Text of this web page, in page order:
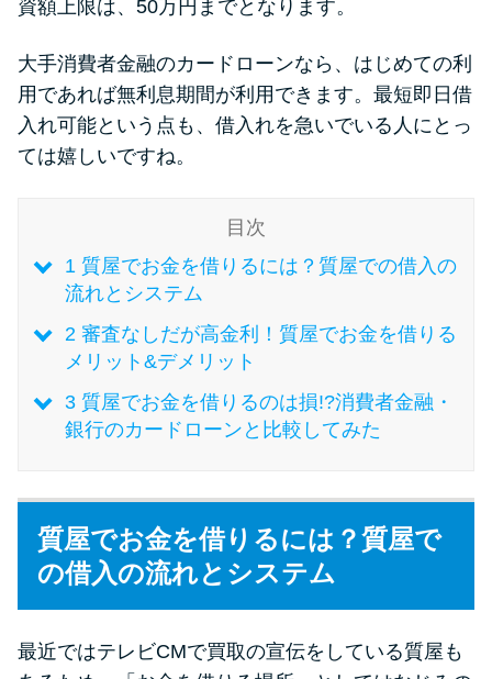
質屋でお金を借りるには？年利
やシステムをカードローンと比
較
学生がお金を借りる方法は？親
へのバレにくさや将来への影響
を解説
ソフト闇金とは？悪質な手口に
090金融（闇金）からお金を借り
てはいけない理由と借りた場合
の対処法
申し込みブラックとは?判断の目
資額上限は、50万円までとなります。
大手消費者金融のカードローンなら、はじめての利
用であれば無利息期間が利用できます。最短即日借
入れ可能という点も、借入れを急いでいる人にとっ
ては嬉しいですね。
目次
1質屋でお金を借りるには？質屋での借入の
流れとシステム
2審査なしだが高金利！質屋でお金を借りる
メリット&デメリット
3質屋でお金を借りるのは損!?消費者金融・
銀行のカードローンと比較してみた
質屋でお金を借りるには？質屋で
の借入の流れとシステム
最近ではテレビCMで買取の宣伝をしている質屋も